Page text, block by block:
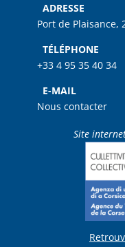
ADRESSE
Port de Plaisance,
TÉLÉPHONE
+33 4 95 35 40 34
E-MAIL
Nous contacter
Site